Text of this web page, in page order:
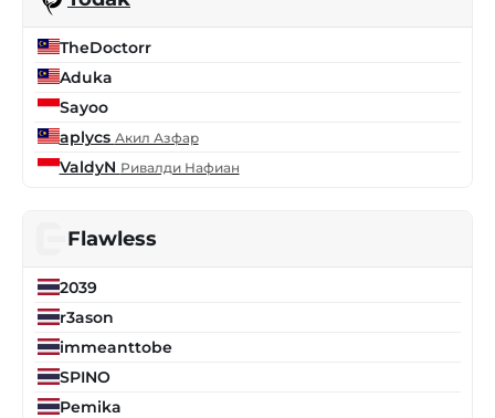
TheDoctorr
Aduka
Sayoo
aplycs Акил Азфар
ValdyN Ривалди Нафиан
Flawless
2039
r3ason
immeanttobe
SPINO
Pemika